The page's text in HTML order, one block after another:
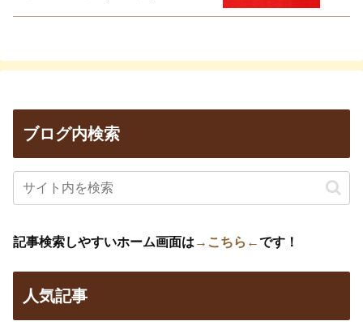
ブログ内検索
記事検索しやすいホーム画面は →こちら←です！
人気記事